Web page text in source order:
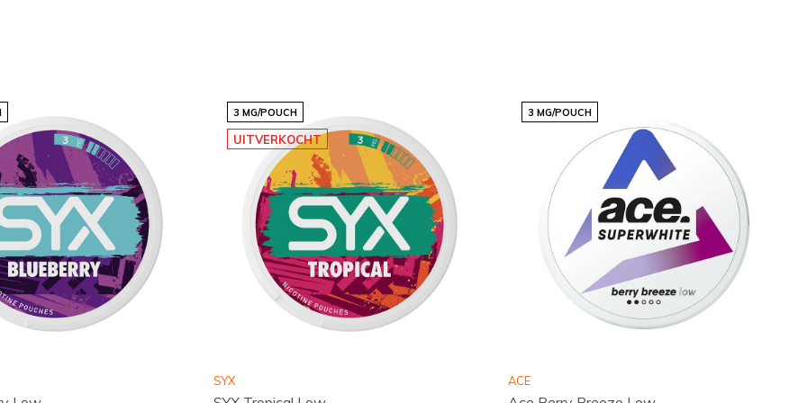
Zo biedt Snussie.com
nicotinekracht (LICHT
zorgt voor comfort en
waarop je een subtiele
Snussie.comen vind
, vergelijk de
smaken en
3 MG/POUCH
UITVERKOCHT
SYX
3 MG/POUCH
ACE